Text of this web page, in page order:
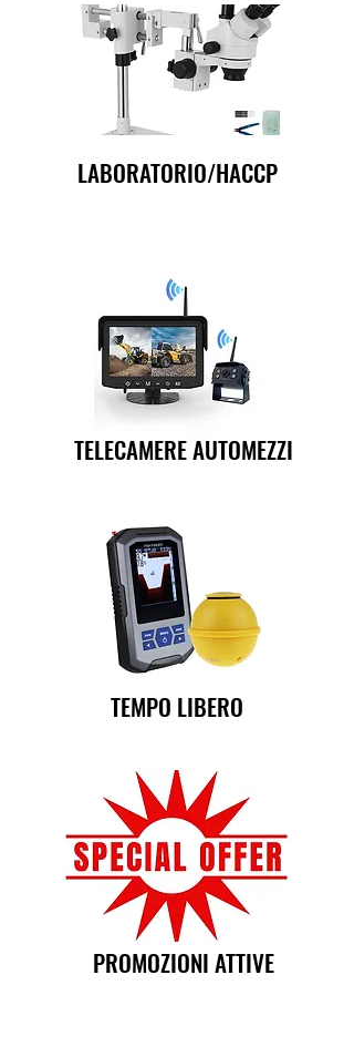
LABORATORIO/HACCP
TELECAMERE AUTOMEZZI
TEMPO LIBERO
PROMOZIONI ATTIVE